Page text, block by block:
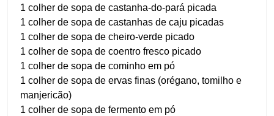
1 colher de sopa de castanha-do-pará picada
1 colher de sopa de castanhas de caju picadas
1 colher de sopa de cheiro-verde picado
1 colher de sopa de coentro fresco picado
1 colher de sopa de cominho em pó
1 colher de sopa de ervas finas (orégano, tomilho e
manjericão)
1 colher de sopa de fermento em pó